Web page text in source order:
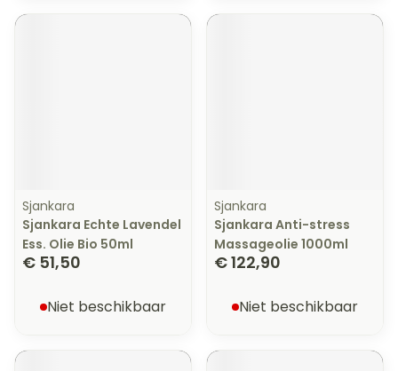
Sjankara
Sjankara Echte Lavendel
Ess. Olie Bio 50ml
€ 51,50
Niet beschikbaar
Sjankara
Sjankara Anti-stress
Massageolie 1000ml
€ 122,90
Niet beschikbaar